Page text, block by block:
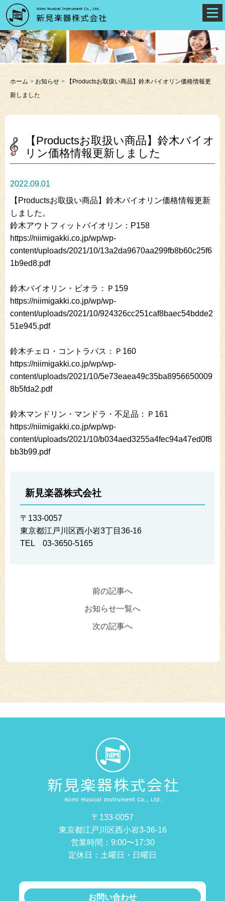
ホーム お知らせ
【Productsお取扱い商品】鈴木バイオリン価格情報更
新しました
【Productsお取扱い商品】鈴木バイオ
リン価格情報更新しました
2022.09.01
【Productsお取扱い商品】鈴木バイオリン価格情報更新
しました。
鈴木アウトフィットバイオリン：P158
https://niimigakki.co.jp/wp/wp-
content/uploads/2021/10/13a2da9670aa299fb8b60c25f6
1b9ed8.pdf
鈴木バイオリン・ビオラ：Ｐ159
https://niimigakki.co.jp/wp/wp-
content/uploads/2021/10/924326cc251caf8baec54bdde2
51e945.pdf
鈴木チェロ・コントラバス：Ｐ160
https://niimigakki.co.jp/wp/wp-
content/uploads/2021/10/5e73eaea49c35ba8956650009
8b5fda2.pdf
鈴木マンドリン・マンドラ・不足品：Ｐ161
https://niimigakki.co.jp/wp/wp-
content/uploads/2021/10/b034aed3255a4fec94a47ed0f8
bb3b99.pdf
新見楽器株式会社
〒133-0057
東京都江戸川区西小岩3丁目36-16
TEL 03-3650-5165
前の記事へ
お知らせ一覧へ
次の記事へ
〒133-0057
東京都江戸川区西小岩3-36-16
営業時間：9:00〜17:30
定休日：土曜日・日曜日
お問い合わせ